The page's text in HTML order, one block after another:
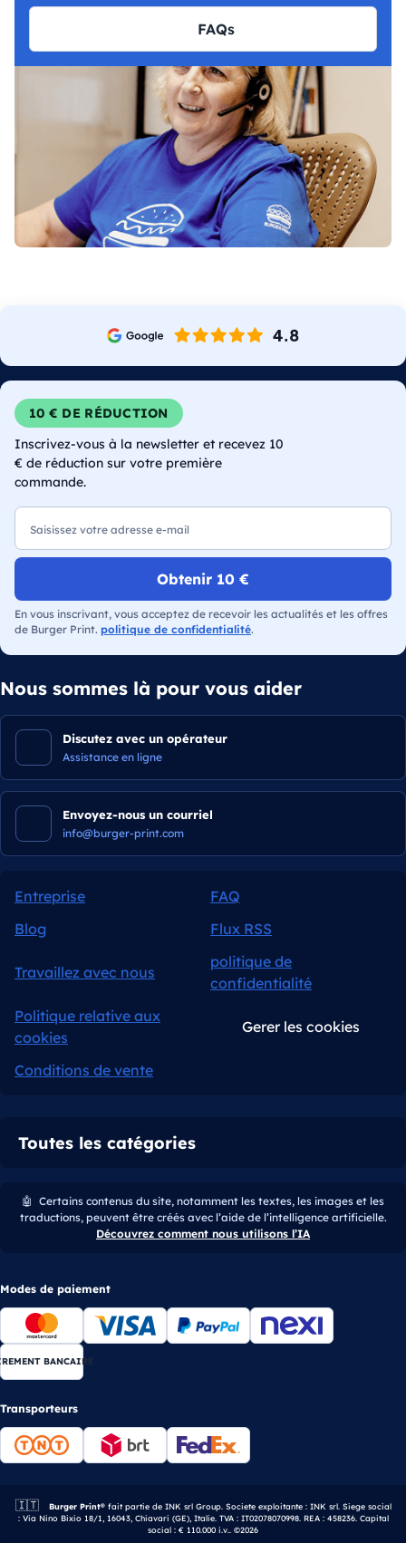
FAQs
10 € DE RÉDUCTION
Inscrivez-vous à la newsletter et recevez 10
€ de réduction sur votre première
commande.
E-mail
Obtenir 10 €
En vous inscrivant, vous acceptez de recevoir les actualités et les offres
de Burger Print. politique de confidentialité.
Nous sommes là pour vous aider
Discutez avec un opérateur
Assistance en ligne
Envoyez-nous un courriel
info@burger-print.com
Entreprise
FAQ
Blog
Flux RSS
Travaillez avec nous
politique de
confidentialité
Politique relative aux
cookies
Gerer les cookies
Conditions de vente
Toutes les catégories
🤖 Certains contenus du site, notamment les textes, les images et les
traductions, peuvent être créés avec l’aide de l’intelligence artificielle.
Découvrez comment nous utilisons l’IA
Modes de paiement
BANCAIRE
Transporteurs
🇮🇹 Entreprise italienne.
Burger Print®fait partie de INK srl Group. Societe exploitante : INK srl. Siege social
: Via Nino Bixio 18/1, 16043, Chiavari (GE), Italie. TVA : IT02078070998. REA : 458236. Capital
social : € 110.000 i.v.. ©2026